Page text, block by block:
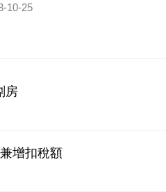
10-25
房
增扣稅額